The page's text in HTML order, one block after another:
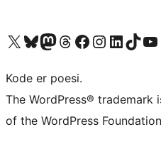
Visit our X (formerly Twitter) account
Visit our Bluesky account
Visit our Mastodon account
Visit our Threads account
Visit our Facebook page
Visit our Instagram account
Visit our LinkedIn
Visit ourVisit
Kode er poesi.
The WordPress®
of the WordPress